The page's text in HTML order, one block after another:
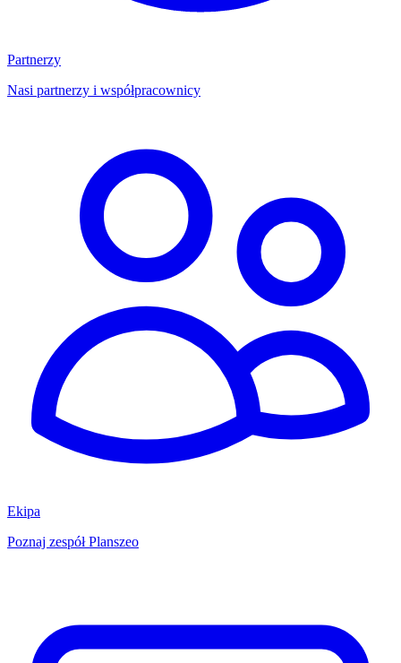
Partnerzy
Nasi partnerzy i współpracownicy
Ekipa
Poznaj zespół Planszeo